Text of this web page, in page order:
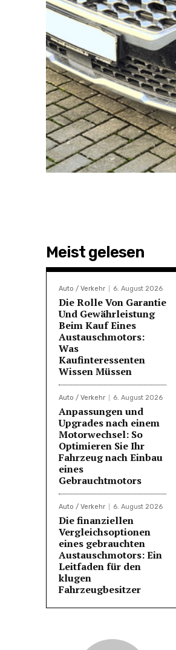
Meist gelesen
Auto / Verkehr 6. August 2026
Die Rolle Von Garantie
Und Gewährleistung
Beim Kauf Eines
Austauschmotors:
Was
Kaufinteressenten
Wissen Müssen
Auto / Verkehr 6. August 2026
Anpassungen und
Upgrades nach einem
Motorwechsel: So
Optimieren Sie Ihr
Fahrzeug nach Einbau
eines
Gebrauchtmotors
Auto / Verkehr 6. August 2026
Die finanziellen
Vergleichsoptionen
eines gebrauchten
Austauschmotors: Ein
Leitfaden für den
klugen
Fahrzeugbesitzer